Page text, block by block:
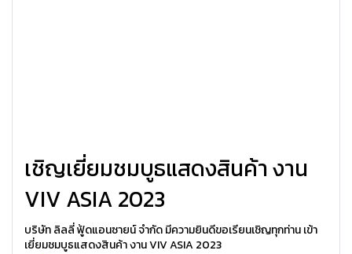
เชิญเยี่ยมชมบูธแสดงสินค้า งาน
VIV ASIA 2023
บริษัท ลิลลี่ ฟู้ดแอนซายน์ จำกัด มีความยินดีขอเรียนเชิญทุกท่าน เข้า
เยี่ยมชมบูธแสดงสินค้า งาน VIV ASIA 2023